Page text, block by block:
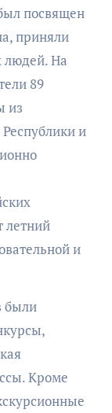
посвящен
приняли
людей. На
89
из
и
летний
и
были
Кроме